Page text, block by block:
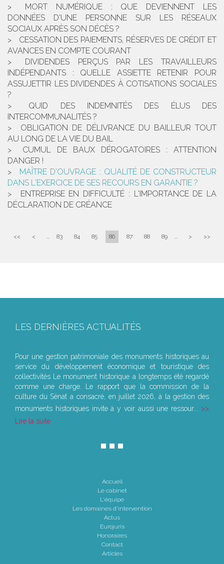
MORT NUMÉRIQUE : QUE DEVIENNENT LES
DONNÉES D'UNE PERSONNE SUR LES RÉSEAUX
SOCIAUX APRÈS SON DÉCÈS ?
CESSATION DES PAIEMENTS, RÉSERVES DE CRÉDIT ET
AVANCES EN COMPTE COURANT
DIVIDENDES PERÇUS PAR LES TRAVAILLEURS
INDÉPENDANTS : QUELLE ASSIETTE RETENIR POUR
ASSUJETTIR LES DIVIDENDES À COTISATIONS SOCIALES
?
QUID DES INDEMNITÉS DES ÉLUS DES
INTERCOMMUNALITÉS ?
OBLIGATION DE DÉLIVRANCE DU BAILLEUR TOUT
AU LONG DE LA VIE DU BAIL
CUMUL DE BAUX DÉROGATOIRES : ATTENTION
DANGER !
MAÎTRE D'OUVRAGE : QUALITÉ DE CONSTRUCTEUR
DANS L'EXERCICE DE SES RECOURS EN GARANTIE ?
ENTREPRISE EN DIFFICULTÉ : L'IMPORTANCE DE LA
DÉCLARATION DE CRÉANCE
<< < ... 83 84 85 86 87 88 89 ... > >>
LES DERNIÈRES ACTUALITÉS
Pour une gestion patrimoniale des monuments historiques au
service du développement économique et touristique des
collectivités Le monument historique a longtemps été regardé
comme une charge. Le rapport que la commission de la
culture du Sénat a consacré, en juillet 2026, à la gestion des
monuments historiques invite à y voir aussi une ressour...
Lire la suite
Accueil
Le cabinet
L'équipe
Les domaines d'intervention
Actus
Eurojuris
Honoraires
Contact
Articles